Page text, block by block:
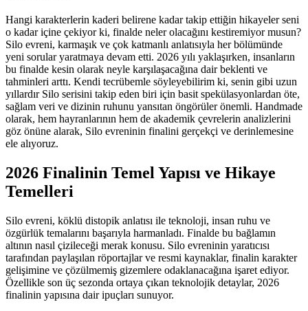
Hangi karakterlerin kaderi belirene kadar takip ettiğin hikayeler seni
o kadar içine çekiyor ki, finalde neler olacağını kestiremiyor musun?
Silo evreni, karmaşık ve çok katmanlı anlatısıyla her bölümünde
yeni sorular yaratmaya devam etti. 2026 yılı yaklaşırken, insanların
bu finalde kesin olarak neyle karşılaşacağına dair beklenti ve
tahminleri arttı. Kendi tecrübemle söyleyebilirim ki, senin gibi uzun
yıllardır Silo serisini takip eden biri için basit spekülasyonlardan öte,
sağlam veri ve dizinin ruhunu yansıtan öngörüler önemli. Handmade
olarak, hem hayranlarının hem de akademik çevrelerin analizlerini
göz önüne alarak, Silo evreninin finalini gerçekçi ve derinlemesine
ele alıyoruz.
2026 Finalinin Temel Yapısı ve Hikaye
Temelleri
Silo evreni, köklü distopik anlatısı ile teknoloji, insan ruhu ve
özgürlük temalarını başarıyla harmanladı. Finalde bu bağlamın
altının nasıl çizileceği merak konusu. Silo evreninin yaratıcısı
tarafından paylaşılan röportajlar ve resmi kaynaklar, finalin karakter
gelişimine ve çözülmemiş gizemlere odaklanacağına işaret ediyor.
Özellikle son üç sezonda ortaya çıkan teknolojik detaylar, 2026
finalinin yapısına dair ipuçları sunuyor.